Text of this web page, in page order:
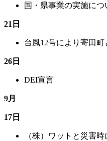
国・県事業の実施に
21日
台風12号により寄田
26日
DEI宣言
9月
17日
（株）ワットと災害